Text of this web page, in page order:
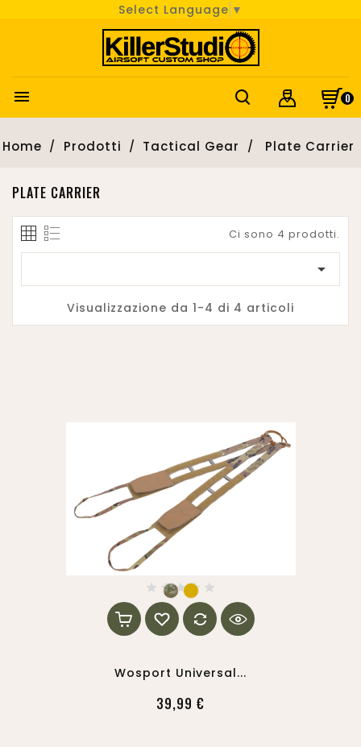
Select Language ▼
 0
Home Prodotti Tactical Gear Plate Carrier
PLATE CARRIER
Ci sono 4 prodotti.

Visualizzazione da 1-4 di 4 articoli
Wosport Universal...
39,99 €